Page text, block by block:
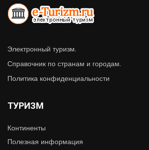
Электронный туризм.
Справочник по странам и городам.
Политика конфиденциальности
ТУРИЗМ
Континенты
Полезная информация